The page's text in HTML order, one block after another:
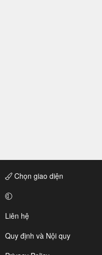
Chọn giao diện
Liên hệ
Quy định và Nội quy